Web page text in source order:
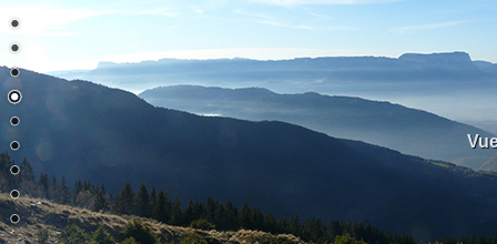
Aller au contenu principal